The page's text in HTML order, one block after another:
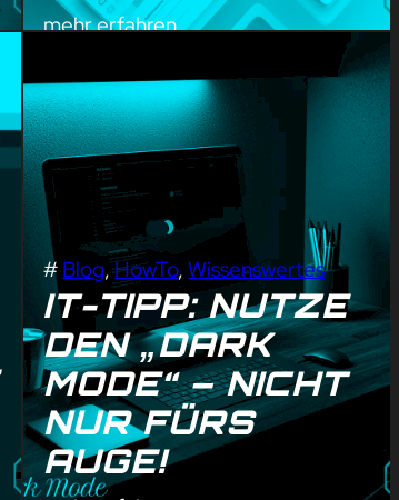
mehr erfahren
# Blog, HowTo, Wissenswertes
IT-TIPP: NUTZE
DEN „DARK
MODE“ – NICHT
NUR FÜRS
AUGE!